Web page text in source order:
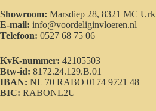
Showroom: Marsdiep 28, 8321 MC Urk
E-mail: info@voordeliginvloeren.nl
Telefoon: 0527 68 75 06
KvK-nummer: 42105503
Btw-id: 8172.24.129.B.01
IBAN: NL 70 RABO 0174 9721 48
BIC: RABONL2U